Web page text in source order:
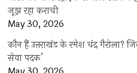
जूझ रहा कराची
May 30, 2026
कौन हैं उत्तराखंड के रमेश चंद्र गैरोला?
सेवा पदक’